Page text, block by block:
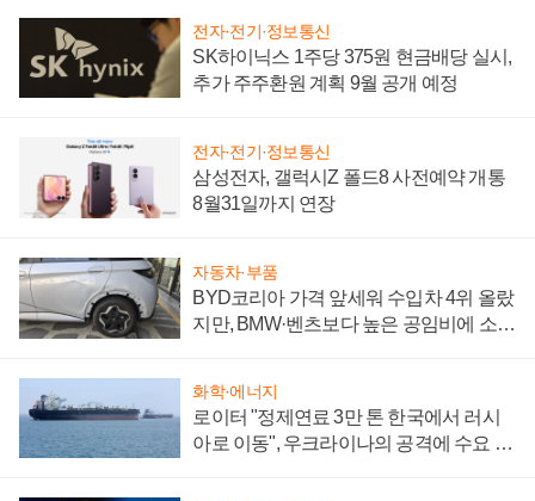
전자·전기·정보통신
SK하이닉스 1주당 375원 현금배당 실시,
추가 주주환원 계획 9월 공개 예정
전자·전기·정보통신
삼성전자, 갤럭시Z 폴드8 사전예약 개통
8월31일까지 연장
자동차·부품
BYD코리아 가격 앞세워 수입차 4위 올랐
지만, BMW·벤츠보다 높은 공임비에 소비
화학·에너지
로이터 "정제연료 3만 톤 한국에서 러시
아로 이동", 우크라이나의 공격에 수요 늘